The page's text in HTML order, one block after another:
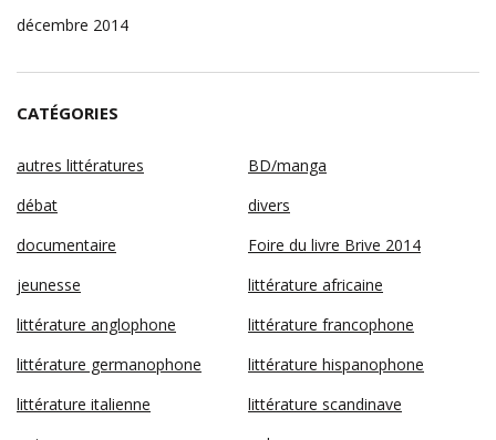
décembre 2014
CATÉGORIES
autres littératures
BD/manga
débat
divers
documentaire
Foire du livre Brive 2014
jeunesse
littérature africaine
littérature anglophone
littérature francophone
littérature germanophone
littérature hispanophone
littérature italienne
littérature scandinave